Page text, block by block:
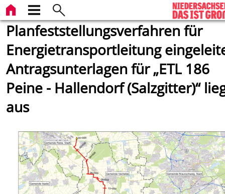
Planfeststellungsverfahren für
Energietransportleitung
Antragsunterlagen für „ETL 186
Peine - Hallendorf (Salzgitter)“
aus